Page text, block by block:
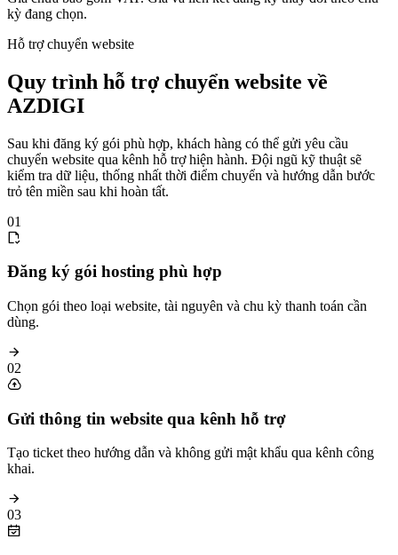
kỳ đang chọn.
Hỗ trợ chuyển website
Quy trình hỗ trợ chuyển website về
AZDIGI
Sau khi đăng ký gói phù hợp, khách hàng có thể gửi yêu cầu
chuyển website qua kênh hỗ trợ hiện hành. Đội ngũ kỹ thuật sẽ
kiểm tra dữ liệu, thống nhất thời điểm chuyển và hướng dẫn bước
trỏ tên miền sau khi hoàn tất.
01
Đăng ký gói hosting phù hợp
Chọn gói theo loại website, tài nguyên và chu kỳ thanh toán cần
dùng.
02
Gửi thông tin website qua kênh hỗ trợ
Tạo ticket theo hướng dẫn và không gửi mật khẩu qua kênh công
khai.
03